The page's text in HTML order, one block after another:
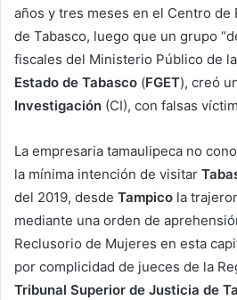
años y tres meses en el Centro
de Tabasco, luego que un grupo
fiscales del Ministerio Público de la
Estado de Tabasco (FGET), creó
Investigación (CI), con falsas
La empresaria tamaulipeca no
la mínima intención de visitar
del 2019, desde Tampico la
mediante una orden de
Reclusorio de Mujeres en esta
por complicidad de jueces de la
Tribunal Superior de Justicia de